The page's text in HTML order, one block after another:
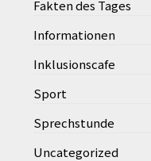
Fakten des Tages
Informationen
Inklusionscafe
Sport
Sprechstunde
Uncategorized